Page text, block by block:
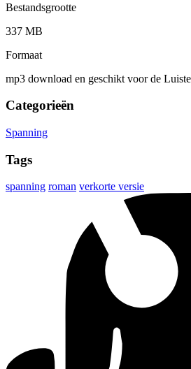
Bestandsgrootte
337 MB
Formaat
mp3 download en geschikt voor de
Categorieën
Spanning
Tags
spanning roman verkorte versie